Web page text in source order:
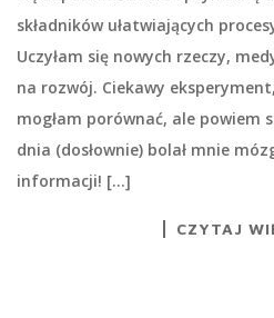
składników ułatwiających
Uczyłam się nowych rzeczy,
na rozwój. Ciekawy
mogłam porównać, ale powiem
dnia (dosłownie) bolał mnie
informacji! […]
CZYTAJ